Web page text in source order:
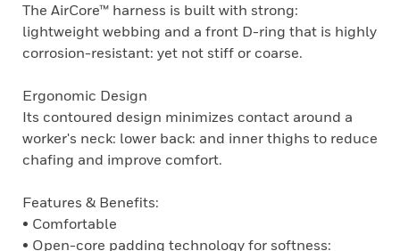
The AirCore™ harness is built with strong:
lightweight webbing and a front D-ring that is highly
corrosion-resistant: yet not stiff or coarse.
Ergonomic Design
Its contoured design minimizes contact around a
worker's neck: lower back: and inner thighs to reduce
chafing and improve comfort.
Features & Benefits:
• Comfortable
• Open-core padding technology for softness: